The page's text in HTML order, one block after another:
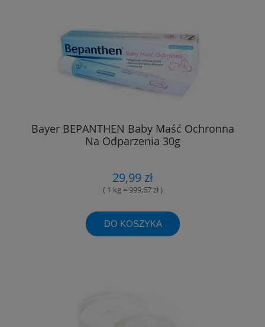
Bayer BEPANTHEN Baby Maść Ochronna
Na Odparzenia 30g
29,99 zł
( 1 kg = 999,67 zł )
DO KOSZYKA